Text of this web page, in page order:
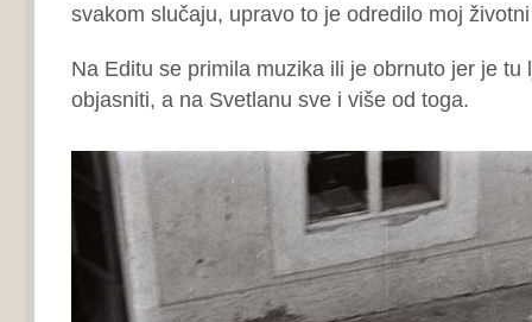
svakom slučaju, upravo to je odredilo moj
Na Editu se primila muzika ili je obrnuto jer je tu
objasniti, a na Svetlanu sve i više od toga.